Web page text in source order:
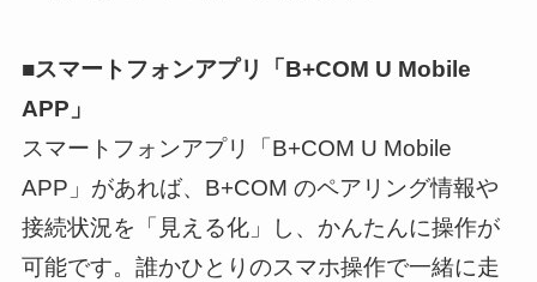
■スマートフォンアプリ「B+COM U Mobile
APP」
スマートフォンアプリ「B+COM U Mobile
APP」があれば、B+COM のペアリング情報や
接続状況を「見える化」し、かんたんに操作が
可能です。誰かひとりのスマホ操作で一緒に走